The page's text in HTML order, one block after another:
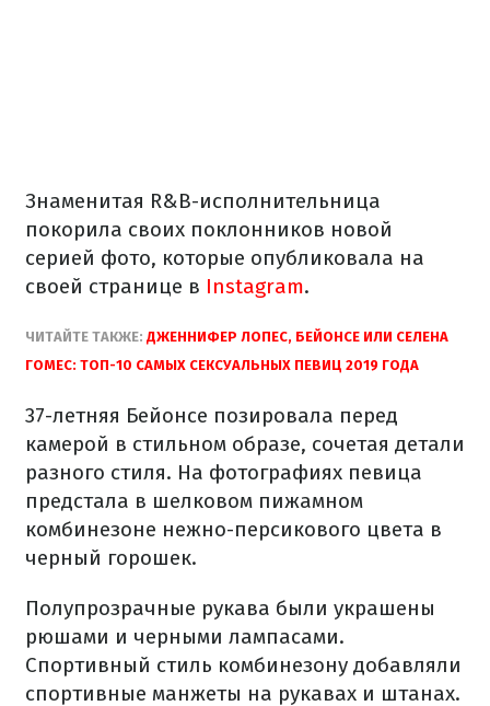
Знаменитая R&B-исполнительница
покорила своих поклонников новой
серией фото, которые опубликовала на
своей странице в Instagram.
ЧИТАЙТЕ ТАКЖЕ: ДЖЕННИФЕР ЛОПЕС, БЕЙОНСЕ ИЛИ СЕЛЕНА
ГОМЕС: ТОП-10 САМЫХ СЕКСУАЛЬНЫХ ПЕВИЦ 2019 ГОДА
37-летняя Бейонсе позировала перед
камерой в стильном образе, сочетая детали
разного стиля. На фотографиях певица
предстала в шелковом пижамном
комбинезоне нежно-персикового цвета в
черный горошек.
Полупрозрачные рукава были украшены
рюшами и черными лампасами.
Спортивный стиль комбинезону добавляли
спортивные манжеты на рукавах и штанах.